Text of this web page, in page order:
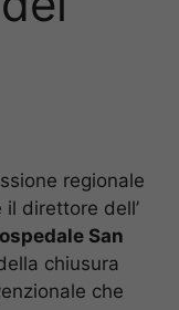
regionale
il direttore dell’
ospedale San
chiusura
che